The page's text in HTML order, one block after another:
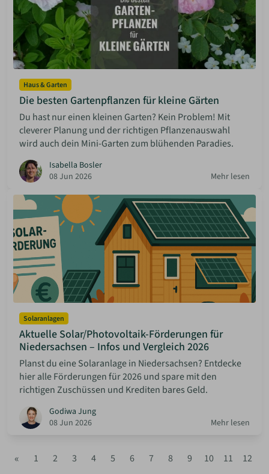
Haus & Garten
Die besten Gartenpflanzen für kleine Gärten
Du hast nur einen kleinen Garten? Kein Problem! Mit
cleverer Planung und der richtigen Pflanzenauswahl
wird auch dein Mini-Garten zum blühenden Paradies.
Isabella Bosler
08 Jun 2026
Mehr lesen
Solaranlagen
Aktuelle Solar/Photovoltaik-Förderungen für
Niedersachsen – Infos und Vergleich 2026
Planst du eine Solaranlage in Niedersachsen? Entdecke
hier alle Förderungen für 2026 und spare mit den
richtigen Zuschüssen und Krediten bares Geld.
Godiwa Jung
08 Jun 2026
Mehr lesen
« 1 2 3 4 5 6 7 8 9 10 11
12